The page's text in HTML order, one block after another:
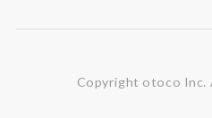
Copyright otoco Inc.